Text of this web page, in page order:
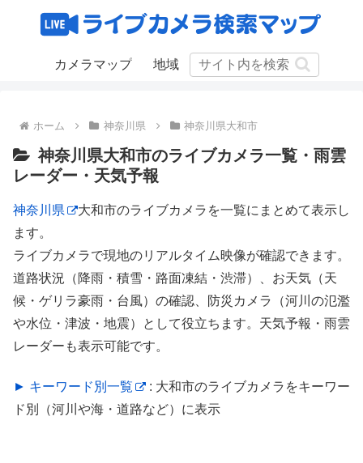
カメラマップ 地域
ホーム 神奈川県 神奈川県大和市
神奈川県大和市のライブカメラ一覧・雨雲
レーダー・天気予報
神奈川県
大和市のライブカメラを一覧にまとめて表示し
ます。
ライブカメラで現地のリアルタイム映像が確認できます。
道路状況（降雨・積雪・路面凍結・渋滞）、お天気（天
候・ゲリラ豪雨・台風）の確認、防災カメラ（河川の氾濫
や水位・津波・地震）として役立ちます。天気予報・雨雲
レーダーも表示可能です。
► キーワード別一覧
: 大和市のライブカメラをキーワー
ド別（河川や海・道路など）に表示